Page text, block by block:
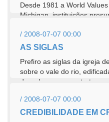
Desde 1981 a World
Michigan, instituições
/ 2008-07-07 00:00
AS SIGLAS
Prefiro as siglas da igreja
sobre o vale do rio,
da ordem premonstratense,
/ 2008-07-07 00:00
CREDIBILIDADE EM